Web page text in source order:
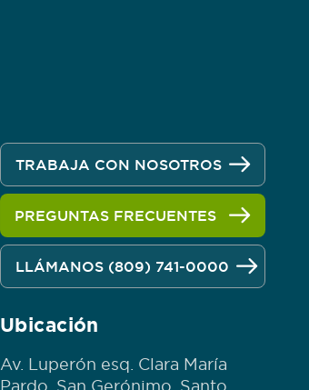
TRABAJA CON NOSOTROS
PREGUNTAS FRECUENTES
LLÁMANOS (809) 741-0000
Ubicación
Av. Luperón esq. Clara María
Pardo, San Gerónimo, Santo